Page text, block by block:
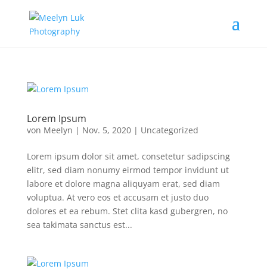
Lorem Ipsum
von Meelyn | Nov. 5, 2020| Uncategorized
Lorem ipsum dolor sit amet, consetetur sadipscing
elitr, sed diam nonumy eirmod tempor invidunt ut
labore et dolore magna aliquyam erat, sed diam
voluptua. At vero eos et accusam et justo duo
dolores et ea rebum. Stet clita kasd gubergren, no
sea takimata sanctus est...